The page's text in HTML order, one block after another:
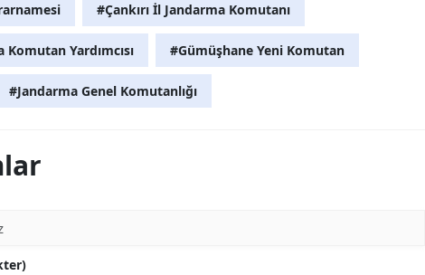
Siirt
#Çankırı İl Jandarma Komutanı
Yardımcısı #Gümüşhane Yeni Komutan
#Jandarma Genel Komutanlığı